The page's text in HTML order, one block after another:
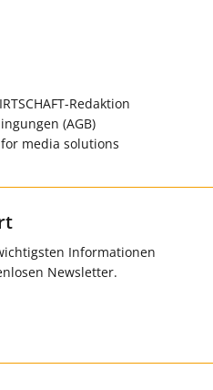
Redaktion
(AGB)
media solutions
Informationen
Newsletter.